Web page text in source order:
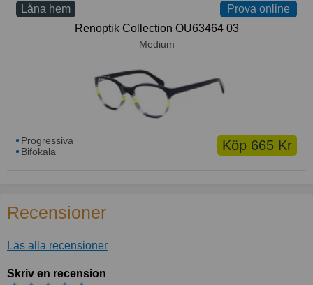
Prova online
Prova online
Låna hem
Renoptik Collection OU63464 03
Medium
Köp 665 Kr
Progressiva
Bifokala
Recensioner
Läs alla recensioner
Skriv en recension